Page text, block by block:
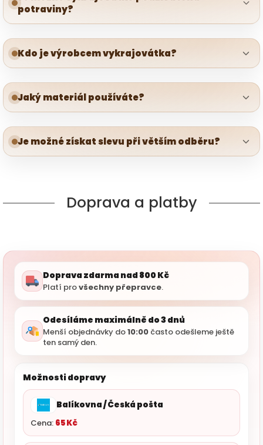
potraviny?
Kdo je výrobcem vykrajovátka?
Jaký materiál používáte?
Je možné získat slevu při větším odběru?
Doprava a platby
Doprava zdarma nad 800 Kč
Platí provšechny přepravce.
Odesíláme maximálně do 3 dnů
Menší objednávky do10:00 často odešleme ještě
ten samý den.
Možnosti dopravy
Balíkovna / Česká pošta
Cena: 65 Kč